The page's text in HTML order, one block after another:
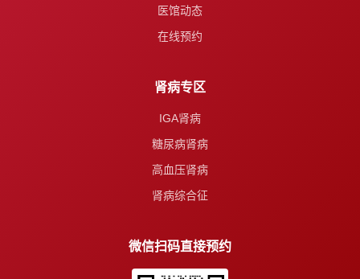
医馆动态
在线预约
肾病专区
IGA肾病
糖尿病肾病
高血压肾病
肾病综合征
微信扫码直接预约